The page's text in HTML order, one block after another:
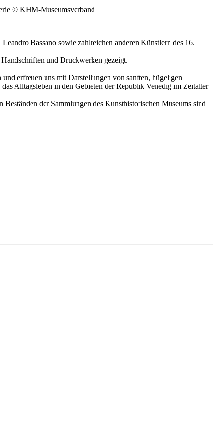
© KHM-Museumsverband
Bassano sowie zahlreichen anderen Künstlern des 16.
und Druckwerken gezeigt.
erfreuen uns mit Darstellungen von sanften, hügeligen
Alltagsleben in den Gebieten der Republik Venedig im Zeitalter
der Sammlungen des Kunsthistorischen Museums sind